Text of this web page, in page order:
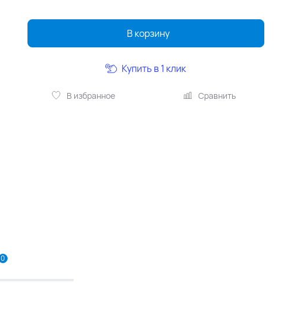
В корзину
В избранное Сравнить
Купить в 1 клик
0